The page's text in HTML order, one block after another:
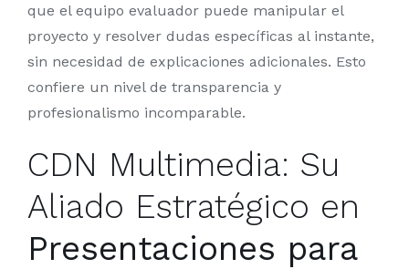
que el equipo evaluador puede manipular el
proyecto y resolver dudas específicas al instante,
sin necesidad de explicaciones adicionales. Esto
confiere un nivel de transparencia y
profesionalismo incomparable.
CDN Multimedia: Su
Aliado Estratégico en
Presentaciones para